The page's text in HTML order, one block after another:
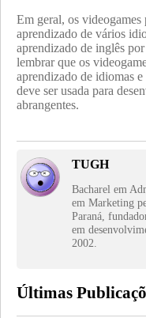
Em geral, os
aprendizado de vários
aprendizado de inglês
lembrar que os
aprendizado de idiomas
deve ser usada para
abrangentes.
TUGH
Bacharel em
em Marketing
Paraná,
em
2002.
Últimas